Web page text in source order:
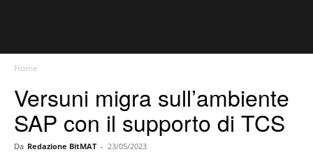
Home
Versuni migra sull’ambiente
SAP con il supporto di TCS
Da Redazione BitMAT - 23/05/2023